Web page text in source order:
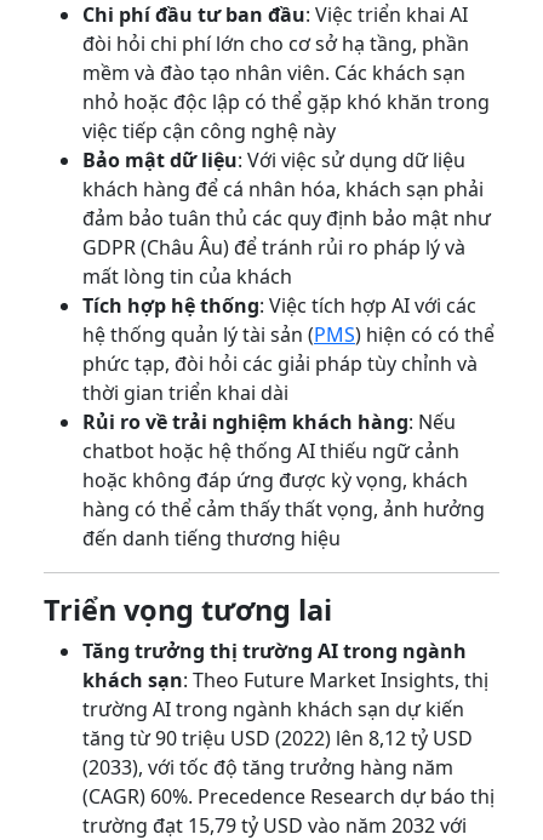
Chi phí đầu tư ban đầu: Việc triển khai AI
đòi hỏi chi phí lớn cho cơ sở hạ tầng, phần
mềm và đào tạo nhân viên. Các khách sạn
nhỏ hoặc độc lập có thể gặp khó khăn trong
việc tiếp cận công nghệ này
Bảo mật dữ liệu: Với việc sử dụng dữ liệu
khách hàng để cá nhân hóa, khách sạn phải
đảm bảo tuân thủ các quy định bảo mật như
GDPR (Châu Âu) để tránh rủi ro pháp lý và
mất lòng tin của khách
Tích hợp hệ thống: Việc tích hợp AI với các
hệ thống quản lý tài sản (PMS) hiện có có thể
phức tạp, đòi hỏi các giải pháp tùy chỉnh và
thời gian triển khai dài
Rủi ro về trải nghiệm khách hàng: Nếu
chatbot hoặc hệ thống AI thiếu ngữ cảnh
hoặc không đáp ứng được kỳ vọng, khách
hàng có thể cảm thấy thất vọng, ảnh hưởng
đến danh tiếng thương hiệu
Triển vọng tương lai
Tăng trưởng thị trường AI trong ngành
khách sạn: Theo Future Market Insights, thị
trường AI trong ngành khách sạn dự kiến
tăng từ 90 triệu USD (2022) lên 8,12 tỷ USD
(2033), với tốc độ tăng trưởng hàng năm
(CAGR) 60%. Precedence Research dự báo thị
trường đạt 15,79 tỷ USD vào năm 2032 với